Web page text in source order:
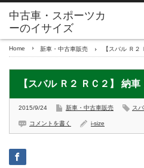
Home 新車・中古車販売 【スバル Ｒ２
【スバル Ｒ２ ＲＣ２】 納車
2015/9/24 新車・中古車販売 ス
コメントを書く i-size